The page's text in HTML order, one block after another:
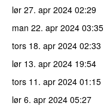
lør 27. apr 2024 02:29
man 22. apr 2024 03:35
tors 18. apr 2024 02:33
lør 13. apr 2024 19:54
tors 11. apr 2024 01:15
lør 6. apr 2024 05:27